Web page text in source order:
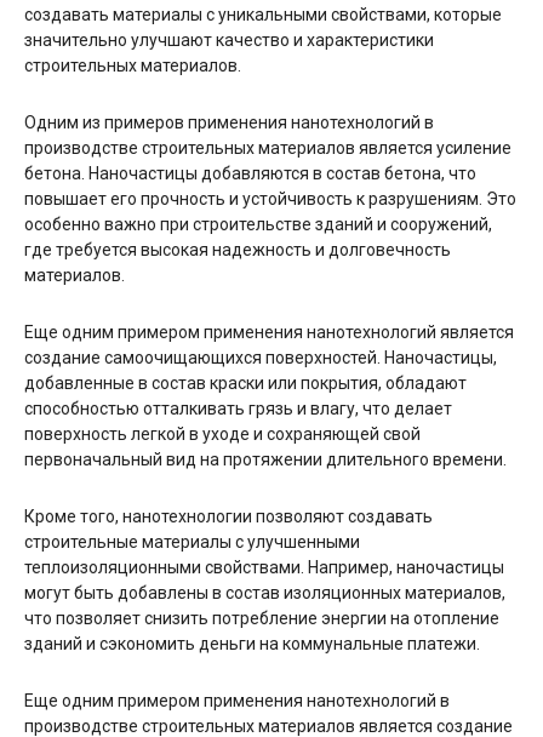
создавать материалы с уникальными свойствами, которые
значительно улучшают качество и характеристики
строительных материалов.
Одним из примеров применения нанотехнологий в
производстве строительных материалов является усиление
бетона. Наночастицы добавляются в состав бетона, что
повышает его прочность и устойчивость к разрушениям. Это
особенно важно при строительстве зданий и сооружений,
где требуется высокая надежность и долговечность
материалов.
Еще одним примером применения нанотехнологий является
создание самоочищающихся поверхностей. Наночастицы,
добавленные в состав краски или покрытия, обладают
способностью отталкивать грязь и влагу, что делает
поверхность легкой в уходе и сохраняющей свой
первоначальный вид на протяжении длительного времени.
Кроме того, нанотехнологии позволяют создавать
строительные материалы с улучшенными
теплоизоляционными свойствами. Например, наночастицы
могут быть добавлены в состав изоляционных материалов,
что позволяет снизить потребление энергии на отопление
зданий и сэкономить деньги на коммунальные платежи.
Еще одним примером применения нанотехнологий в
производстве строительных материалов является создание